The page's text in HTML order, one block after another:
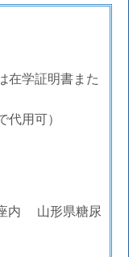
在学証明書また
代用可）
内 山形県糖尿